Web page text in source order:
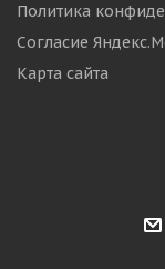
Политика
Согласие
Карта сайта